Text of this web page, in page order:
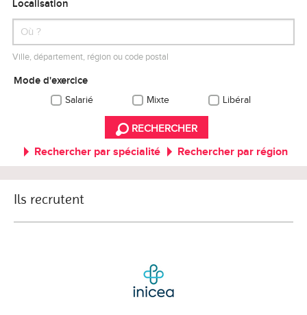
Localisation
Ville, département, région ou code postal
Mode d'exercice
Salarié Mixte Libéral
RECHERCHER
Rechercher par spécialité Rechercher par région
Ils recrutent